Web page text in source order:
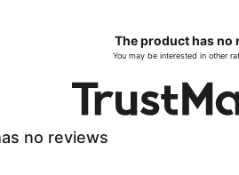
The product has no
You may be interested in other
no reviews